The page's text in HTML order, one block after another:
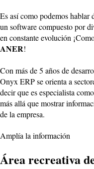
Es así como podemos hablar
un software compuesto por
en constante evolución
ANER!
Con más de 5 años de
Onyx ERP se orienta a
decir que es especialista
más allá que mostrar
de la empresa.
Amplía la información
Área recreativa